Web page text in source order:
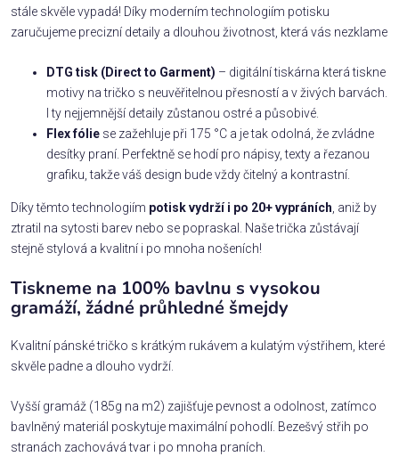
stále skvěle vypadá! Díky moderním technologiím potisku
zaručujeme precizní detaily a dlouhou životnost, která vás nezklame
DTG tisk (Direct to Garment) – digitální tiskárna která tiskne
motivy na tričko s neuvěřitelnou přesností a v živých barvách.
I ty nejjemnější detaily zůstanou ostré a působivé.
Flex fólie se zažehluje při 175 °C a je tak odolná, že zvládne
desítky praní. Perfektně se hodí pro nápisy, texty a řezanou
grafiku, takže váš design bude vždy čitelný a kontrastní.
Díky těmto technologiím potisk vydrží i po 20+ vypráních, aniž by
ztratil na sytosti barev nebo se popraskal. Naše trička zůstávají
stejně stylová a kvalitní i po mnoha nošeních!
Tiskneme na 100% bavlnu s vysokou
gramáží, žádné průhledné šmejdy
Kvalitní pánské tričko s krátkým rukávem a kulatým výstřihem, které
skvěle padne a dlouho vydrží.
Vyšší gramáž (185g na m2) zajišťuje pevnost a odolnost, zatímco
bavlněný materiál poskytuje maximální pohodlí. Bezešvý střih po
stranách zachovává tvar i po mnoha praních.